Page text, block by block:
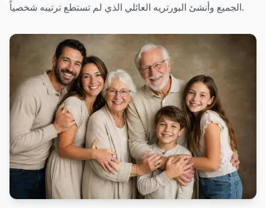
الجميع وأنشئ البورتريه العائلي الذي لم تستطع ترتيبه شخصياً.